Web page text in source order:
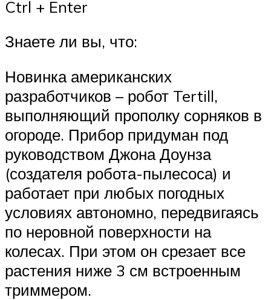
Ctrl + Enter
Знаете ли вы, что:
Новинка американских
разработчиков – робот Tertill,
выполняющий прополку сорняков в
огороде. Прибор придуман под
руководством Джона Доунза
(создателя робота-пылесоса) и
работает при любых погодных
условиях автономно, передвигаясь
по неровной поверхности на
колесах. При этом он срезает все
растения ниже 3 см встроенным
триммером.